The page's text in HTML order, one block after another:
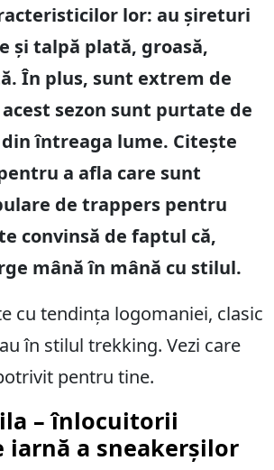
lor: au șireturi
și talpă plată, groasă,
În plus, sunt extrem de
sezon sunt purtate de
întreaga lume. Citește
a afla care sunt
de trappers pentru
convinsă de faptul că,
mână în mână cu stilul.
cu tendința logomaniei, clasic
în stilul trekking. Vezi care
pentru tine.
– înlocuitorii
iarnă a sneakerșilor